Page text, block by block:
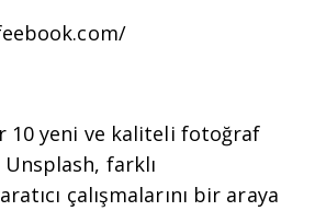
10 yeni ve kaliteli fotoğraf
Unsplash, farklı
çalışmalarını bir araya